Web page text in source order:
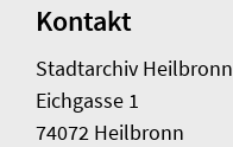
Kontakt
Stadtarchiv Heilbronn
Eichgasse 1
74072 Heilbronn